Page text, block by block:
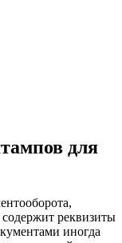
для
реквизиты
иногда